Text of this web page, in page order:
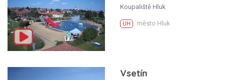
Koupaliště Hluk
UH město Hluk
Vsetín